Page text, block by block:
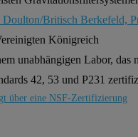
Doulton/Britisch Berkefeld,
Königreich
unabhängigen Labor, das
42, 53 und P231
über eine NSF-Zertifizierung